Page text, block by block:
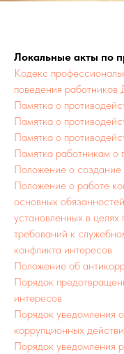
Локальные акты по
Кодекс
поведения
Памятка о
Памятка о
Памятка о
Памятка работникам о
Положение о создание
Положение о работе
основных
установленных в целях
требований к
конфликта интересов
Положение об
Порядок
интересов
Порядок уведомления
коррупционных
Порядок уведомления
455037, г.